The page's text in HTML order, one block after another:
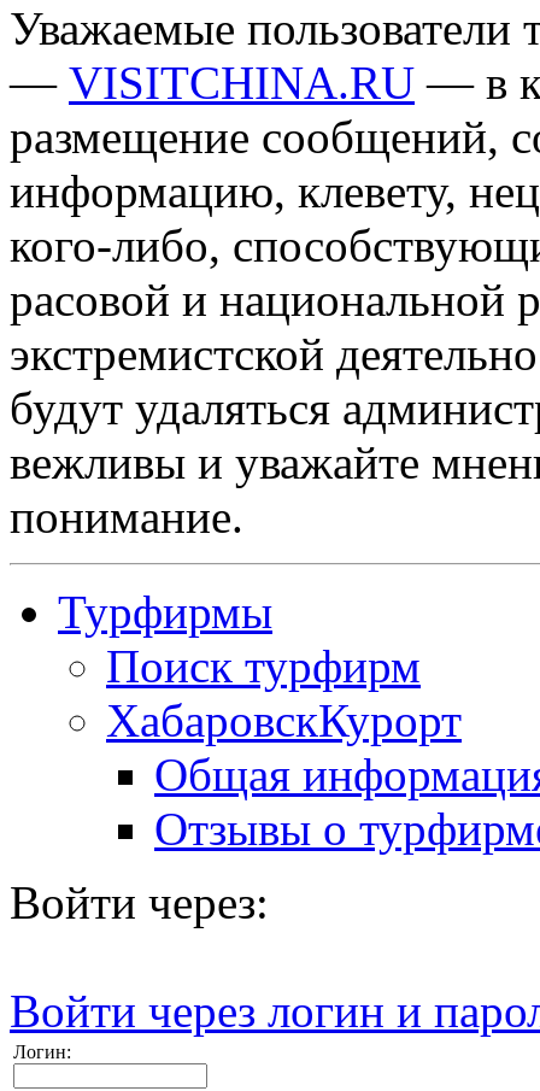
Уважаемые пользователи
— VISITCHINA.RU — в
размещение сообщений,
информацию, клевету,
кого-либо,
расовой и национальной
экстремистской
будут удаляться
вежливы и уважайте
понимание.
Турфирмы
Поиск турфирм
ХабаровскКурорт
Общая
Отзывы о
Войти через:
Войти через логин и
Логин: